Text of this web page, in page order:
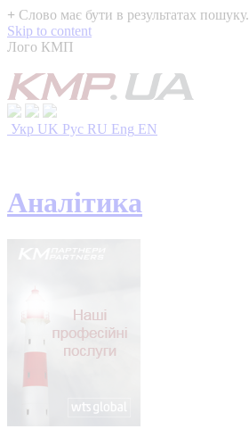
+ Слово має бути в результатах пошуку.
Skip to content
Лого КМП
Укр UK Рус RU Eng EN
Аналітика